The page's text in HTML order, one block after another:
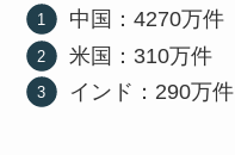
中国：4270万件
米国：310万件
インド：290万件